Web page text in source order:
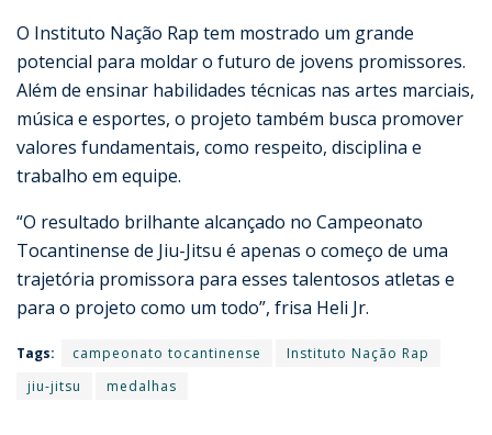
O Instituto Nação Rap tem mostrado um grande
potencial para moldar o futuro de jovens promissores.
Além de ensinar habilidades técnicas nas artes marciais,
música e esportes, o projeto também busca promover
valores fundamentais, como respeito, disciplina e
trabalho em equipe.
“O resultado brilhante alcançado no Campeonato
Tocantinense de Jiu-Jitsu é apenas o começo de uma
trajetória promissora para esses talentosos atletas e
para o projeto como um todo”, frisa Heli Jr.
Tags: campeonato tocantinense
Instituto Nação Rap
jiu-jitsu
medalhas